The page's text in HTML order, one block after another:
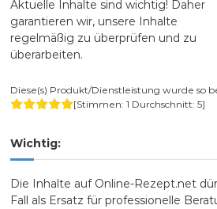
Aktuelle Inhalte sind wichtig! Daher
garantieren wir, unsere Inhalte
regelmäßig zu überprüfen und zu
überarbeiten.
Diese(s) Produkt/Dienstleistung wurde so
[Stimmen:1 Durchschnitt:5]
Wichtig:
Die Inhalte auf Online-Rezept.net
Fall als Ersatz für professionelle